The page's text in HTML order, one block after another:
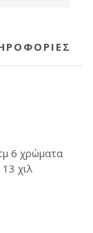
6 χρώματα
χιλ